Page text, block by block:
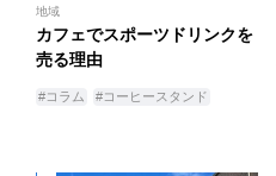
地域
カフェでスポーツドリンクを
売る理由
#コラム #コーヒースタンド